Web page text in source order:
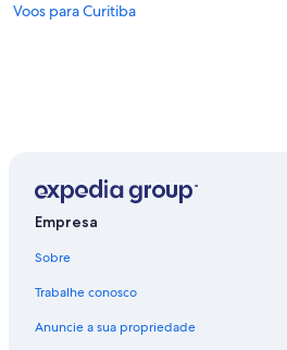
Voos para Curitiba
Empresa
Sobre
Trabalhe conosco
Anuncie a sua propriedade